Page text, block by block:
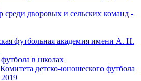
среди дворовых и сельских команд -
футбольная академия имени А. Н.
в школах
детско-юношеского футбола